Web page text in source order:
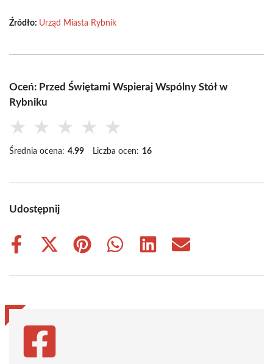
Źródło: Urząd Miasta Rybnik
Oceń: Przed Świętami Wspieraj Wspólny Stół w
Rybniku
★ ★ ★ ★ ★
Średnia ocena: 4.99 Liczba ocen: 16
Udostępnij
Share
Share
(Twitter)
Share
Share
Share
Share